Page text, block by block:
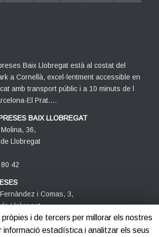
Baix Llobregat està al costat del
a Cornellà, excel·lentment accessible en
amb transport públic i a 10 minuts de l
El Prat….
BAIX LLOBREGAT
36,
Llobregat
42
i Comas, 3,
Llobregat
42
i de tercers per millorar els nostres
informació estadística i analitzar els seus